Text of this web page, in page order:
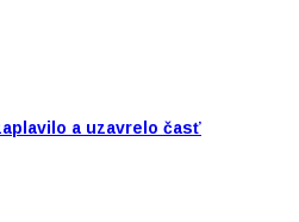
a uzavrelo časť